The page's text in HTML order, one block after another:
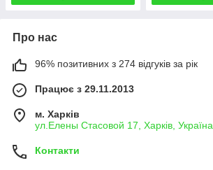
Про нас
96% позитивних з 274 відгуків за рік
Працює з 29.11.2013
м. Харків
ул.Елены Стасовой 17, Харків, Україна
Контакти